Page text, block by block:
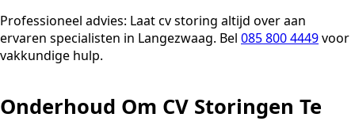
Professioneel advies: Laat cv storing altijd over aan
ervaren specialisten in Langezwaag. Bel 085 800 4449voor
vakkundige hulp.
Onderhoud Om CV Storingen Te